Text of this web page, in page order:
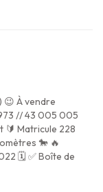
😉 À vendre
// 43 005 005
🔰 Matricule 228
🐎 🔥
🗓 ✅ Boîte de